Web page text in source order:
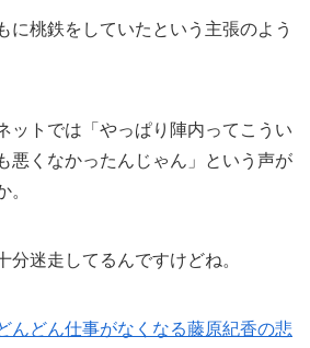
に桃鉄をしていたという主張のよう
ットでは「やっぱり陣内ってこうい
悪くなかったんじゃん」という声が
。
分迷走してるんですけどね。
んどん仕事がなくなる藤原紀香の悲